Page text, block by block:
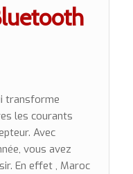
transforme
les courants
Avec
vous avez
En effet , Maroc